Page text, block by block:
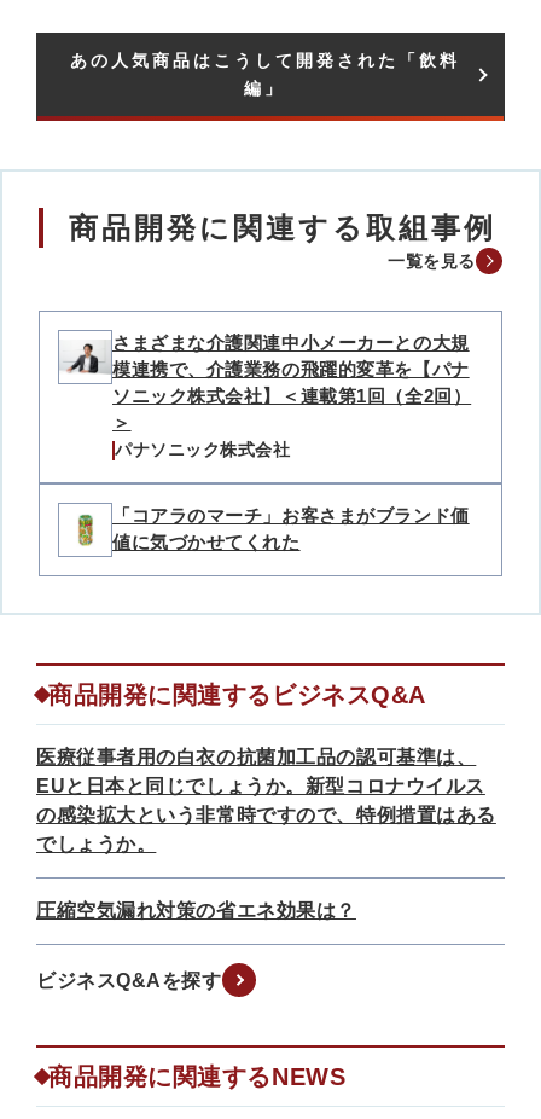
あの人気商品はこうして開発された「飲料
編」​
商品開発に関連する取組事例
一覧を見る
さまざまな介護関連中小メーカーとの大規
模連携で、介護業務の飛躍的変革を【パナ
ソニック株式会社】＜連載第1回（全2回）
＞
パナソニック株式会社
「コアラのマーチ」お客さまがブランド価
値に気づかせてくれた
商品開発に関連するビジネスQ&A
医療従事者用の白衣の抗菌加工品の認可基準は、
EUと日本と同じでしょうか。新型コロナウイルス
の感染拡大という非常時ですので、特例措置はある
でしょうか。
圧縮空気漏れ対策の省エネ効果は？
ビジネスQ&Aを探す
商品開発に関連するNEWS